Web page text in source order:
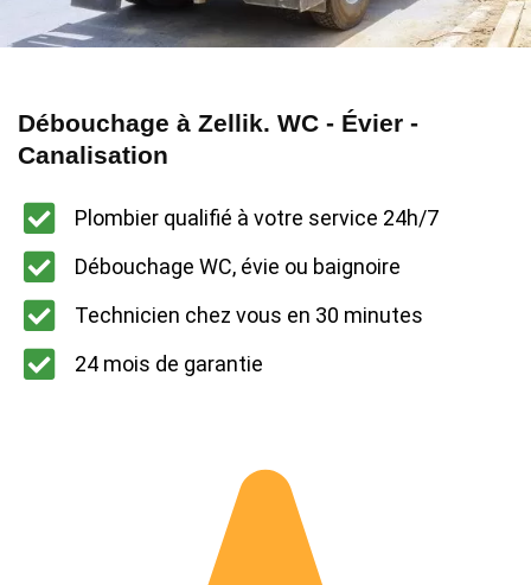
Débouchage à Zellik. WC - Évier -
Canalisation
Plombier qualifié à votre service 24h/7
Débouchage WC, évie ou baignoire
Technicien chez vous en 30 minutes
24 mois de garantie